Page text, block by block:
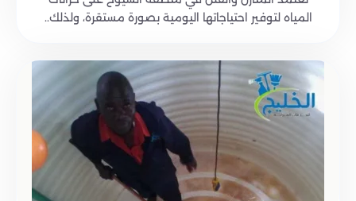
المياه لتوفير احتياجاتها اليومية بصورة مستقرة، ولذلك..